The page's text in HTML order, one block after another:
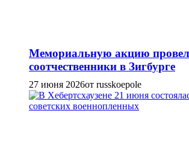
Мемориальную акцию
соотчественники в Зигбурге
27 июня 2026от russkoepole